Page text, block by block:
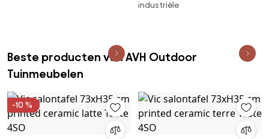
industriële
Beste producten van AVH Outdoor
Tuinmeubelen
-10 %